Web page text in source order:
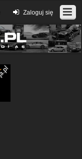
Zaloguj się